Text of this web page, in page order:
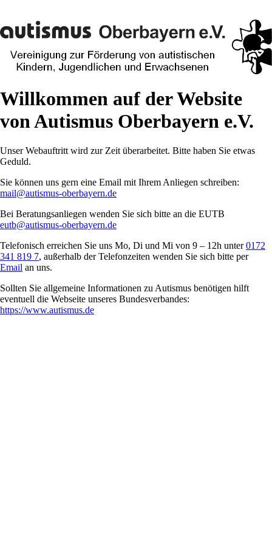
Willkommen auf der Website
von Autismus Oberbayern e.V.
Unser Webauftritt wird zur Zeit überarbeitet. Bitte haben Sie etwas
Geduld.
Sie können uns gern eine Email mit Ihrem Anliegen schreiben:
mail@autismus-oberbayern.de
Bei Beratungsanliegen wenden Sie sich bitte an die EUTB
eutb@autismus-oberbayern.de
Telefonisch erreichen Sie uns Mo, Di und Mi von 9 – 12h unter0172
341 819 7, außerhalb der Telefonzeiten wenden Sie sich bitte per
Email an uns.
Sollten Sie allgemeine Informationen zu Autismus benötigen hilft
eventuell die Webseite unseres Bundesverbandes:
https://www.autismus.de